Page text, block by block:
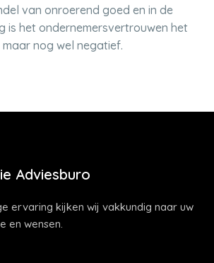
van onroerend goed en in de
is het ondernemersvertrouwen het
nog wel negatief.
Adviesburo
ervaring kijken wij vakkundig naar uw
en wensen.